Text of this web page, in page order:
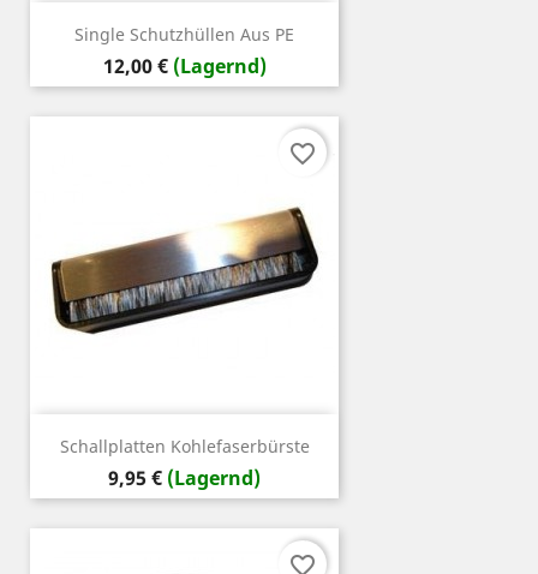
Single Schutzhüllen Aus PE
Preis
12,00 € (Lagernd)
Schallplatten Kohlefaserbürste
Preis
9,95 € (Lagernd)
favorite_border
favorite_border